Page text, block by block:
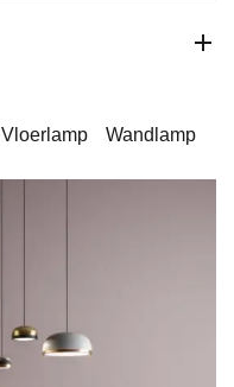
Vloerlamp Wandlamp